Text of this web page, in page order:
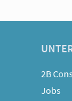
2B
Jobs